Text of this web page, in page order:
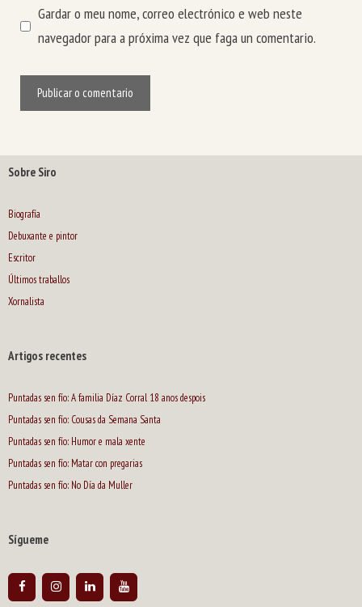
Gardar o meu nome, correo electrónico e web neste
navegador para a próxima vez que faga un comentario.
Sobre Siro
Biografía
Debuxante e pintor
Escritor
Últimos traballos
Xornalista
Artigos recentes
Puntadas sen fío: A familia Díaz Corral 18 anos despois
Puntadas sen fío: Cousas da Semana Santa
Puntadas sen fío: Humor e mala xente
Puntadas sen fío: Matar con pregarias
Puntadas sen fío: No Día da Muller
Sígueme